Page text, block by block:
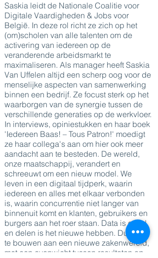
Saskia leidt de Nationale Coalitie voor
Digitale Vaardigheden & Jobs voor
België. In deze rol richt ze zich op het
(om)scholen van alle talenten om de
activering van iedereen op de
veranderende arbeidsmarkt te
maximaliseren. Als manager heeft Saskia
Van Uffelen altijd een scherp oog voor de
menselijke aspecten van samenwerking
binnen een bedrijf. Ze focust sterk op het
waarborgen van de synergie tussen de
verschillende generaties op de werkvloer.
In interviews, opiniestukken en haar boek
'Iedereen Baas! – Tous Patron!' moedigt
ze haar collega's aan om hier ook meer
aandacht aan te besteden. De wereld,
onze maatschappij, verandert en
schreeuwt om een nieuw model. We
leven in een digitaal tijdperk, waarin
iedereen en alles met elkaar verbonden
is, waarin concurrentie niet langer van
binnenuit komt en klanten, gebruikers en
burgers aan het roer staan. Data is goud
en delen is het nieuwe hebben. Durf mee
te bouwen aan een nieuwe zakenwereld,
met een evenwicht tussen resultaten op